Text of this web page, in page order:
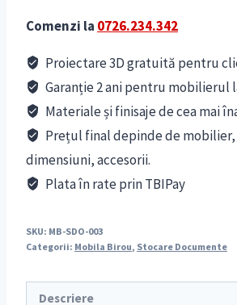
fost:
720 lei.
660 lei.
Comenzi la 0726.234.342
Proiectare 3D gratuită pentru
Garanție 2 ani pentru mobilierul
Materiale și finisaje de cea mai
Prețul final depinde de
dimensiuni, accesorii.
Plata în rate prin TBIPay
SKU: MB-SDO-003
Categorii: Mobila Birou, Stocare Documente
Descriere